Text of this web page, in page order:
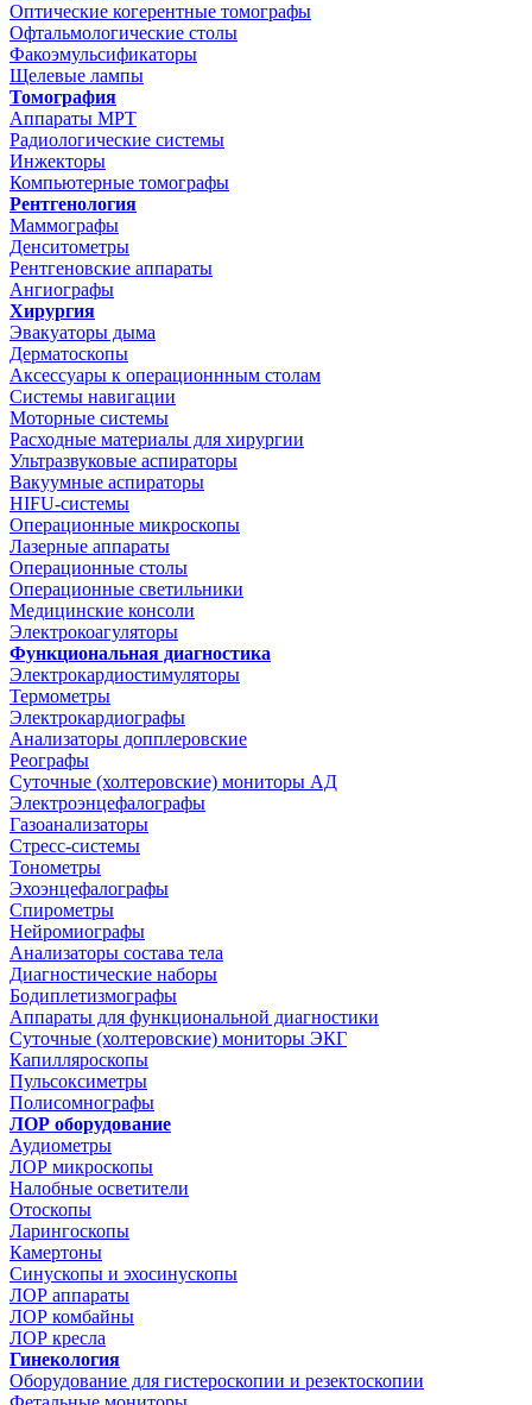
Оптические когерентные томографы
Офтальмологические столы
Факоэмульсификаторы
Щелевые лампы
Томография
Аппараты МРТ
Радиологические системы
Инжекторы
Компьютерные томографы
Рентгенология
Маммографы
Денситометры
Рентгеновские аппараты
Ангиографы
Хирургия
Эвакуаторы дыма
Дерматоскопы
Аксессуары к операционнным столам
Системы навигации
Моторные системы
Расходные материалы для хирургии
Ультразвуковые аспираторы
Вакуумные аспираторы
HIFU-системы
Операционные микроскопы
Лазерные аппараты
Операционные столы
Операционные светильники
Медицинские консоли
Электрокоагуляторы
Функциональная диагностика
Электрокардиостимуляторы
Термометры
Электрокардиографы
Анализаторы допплеровские
Реографы
Суточные (холтеровские) мониторы АД
Электроэнцефалографы
Газоанализаторы
Стресс-системы
Тонометры
Эхоэнцефалографы
Спирометры
Нейромиографы
Анализаторы состава тела
Диагностические наборы
Бодиплетизмографы
Аппараты для функциональной диагностики
Суточные (холтеровские) мониторы ЭКГ
Капилляроскопы
Пульсоксиметры
Полисомнографы
ЛОР оборудование
Аудиометры
ЛОР микроскопы
Налобные осветители
Отоскопы
Ларингоскопы
Камертоны
Синускопы и эхосинускопы
ЛОР аппараты
ЛОР комбайны
ЛОР кресла
Гинекология
Оборудование для гистероскопии и резектоскопии